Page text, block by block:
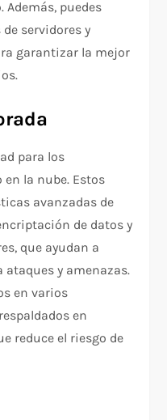
puedes
servidores y
garantizar la mejor
para los
la nube. Estos
avanzadas de
de datos y
que ayudan a
y amenazas.
en varios
en
reduce el riesgo de